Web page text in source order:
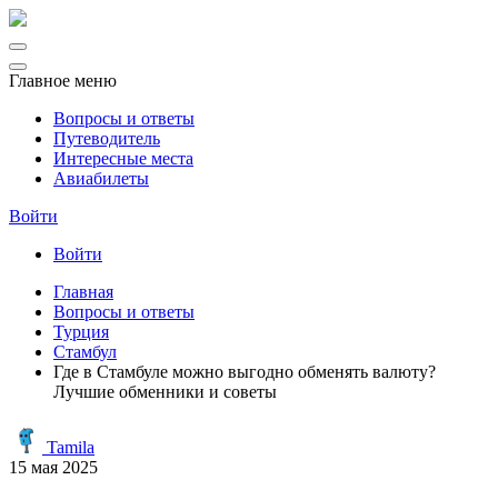
Главное меню
Вопросы и ответы
Путеводитель
Интересные места
Авиабилеты
Войти
Войти
Главная
Вопросы и ответы
Турция
Стамбул
Где в Стамбуле можно выгодно обменять валюту?
Лучшие обменники и советы
Tamila
15 мая 2025